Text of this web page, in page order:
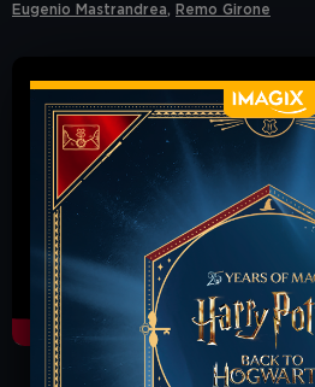
Eugenio Mastrandrea, Remo Girone